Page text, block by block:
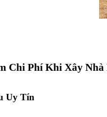
Chi Phí Khi Xây Nhà
Uy Tín